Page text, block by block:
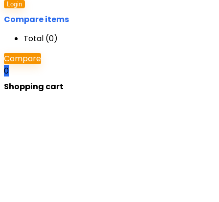
Login
Compare items
Total (0)
Compare
0
Shopping cart